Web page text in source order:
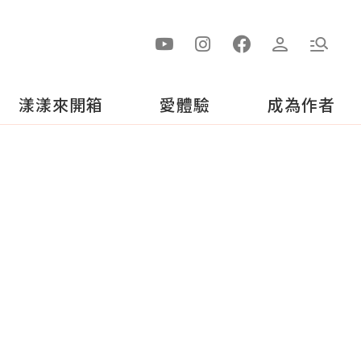
漾漾來開箱 愛體驗 成為作者